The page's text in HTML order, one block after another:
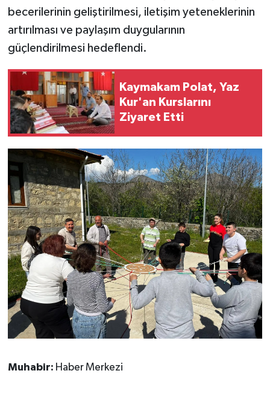
becerilerinin geliştirilmesi, iletişim yeteneklerinin
artırılması ve paylaşım duygularının
güçlendirilmesi hedeflendi.
Kaymakam Polat, Yaz
Kur'an Kurslarını
Ziyaret Etti
Muhabir: Haber Merkezi